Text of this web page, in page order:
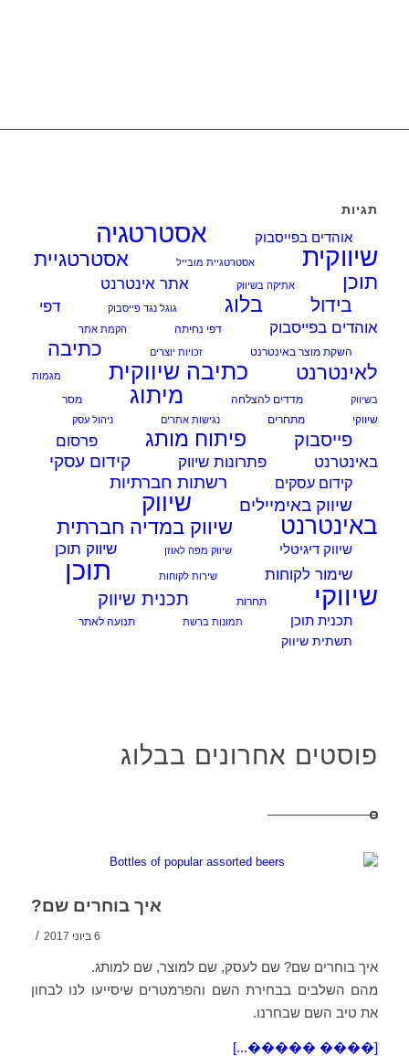
תגיות
אוהדים בפייסבוק
אסטרטגיה
שיווקית
אסטרטגיית מובייל
אסטרטגיית
תוכן
אתיקה בשיווק אתר אינטרנט
בידול בלוג גוגל נגד פייסבוק
דפי
אוהדים בפייסבוק
דפי נחיתה הקמת אתר
השקת מוצר באינטרנט זכויות יוצרים
כתיבה
לאינטרנט
כתיבה שיווקית מגמות
בשיווק מדדים להצלחה מיתוג
מסר
שיווקי
מתחרים נגישות אתרים ניהול עסק
פייסבוק פיתוח מותג
פרסום
באינטרנט
פתרונות שיווק קידום עסקי
קידום עסקים
רשתות חברתיות
שיווק באימיילים
שיווק
באינטרנט
שיווק במדיה חברתית
שיווק דיגיטלי שיווק מפה לאוזן שיווק תוכן
שימור לקוחות שירות לקוחות
תוכן
שיווקי
תחרות תכנית שיווק
תכנית תוכן תמונות ברשת תנועה לאתר
תשתית שיווק
פוסטים אחרונים בבלוג
איך בוחרים שם?
6 ביוני 2017 /
איך בוחרים שם? שם לעסק, שם למוצר, שם למותג.
מהם השלבים בבחירת השם והפרמטרים שיסייעו לנו לבחון
את טיב השם שבחרנו.
[���� �����...]